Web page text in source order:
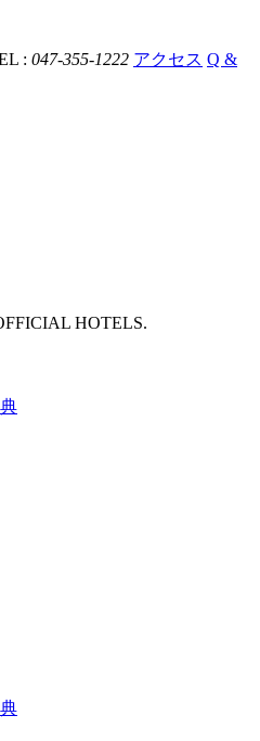
: 047-355-1222 アクセス Q &
HOTELS.